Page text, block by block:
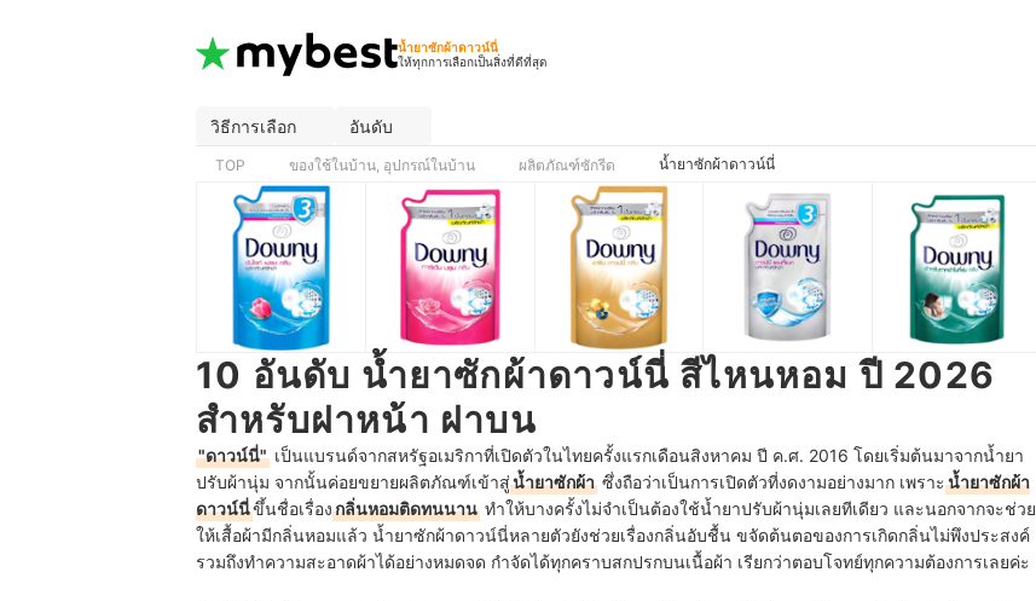
น้ำยาซักผ้าดาวน์นี่
ให้ทุกการเลือกเป็นสิ่งที่ดีที่สุด
วิธีการเลือก อันดับ
TOP ของใช้ในบ้าน, อุปกรณ์ในบ้าน ผลิตภัณฑ์ซักรีด น้ำยาซักผ้าดาวน์นี่
10 อันดับ น้ำยาซักผ้าดาวน์นี่ สีไหนหอม ปี 2026
สำหรับฝาหน้า ฝาบน
"ดาวน์นี่" เป็นแบรนด์จากสหรัฐอเมริกาที่เปิดตัวในไทยครั้งแรกเดือนสิงหาคม ปี ค.ศ. 2016 โดยเริ่มต้นมาจากน้ำยา
ปรับผ้านุ่ม จากนั้นค่อยขยายผลิตภัณฑ์เข้าสู่น้ำยาซักผ้า ซึ่งถือว่าเป็นการเปิดตัวที่งดงามอย่างมาก เพราะน้ำยาซักผ้า
ดาวน์นี่ขึ้นชื่อเรื่องกลิ่นหอมติดทนนาน ทำให้บางครั้งไม่จำเป็นต้องใช้น้ำยาปรับผ้านุ่มเลยทีเดียว และนอกจากจะช่วย
ให้เสื้อผ้ามีกลิ่นหอมแล้ว น้ำยาซักผ้าดาวน์นี่หลายตัวยังช่วยเรื่องกลิ่นอับชื้น ขจัดต้นตอของการเกิดกลิ่นไม่พึงประสงค์
รวมถึงทำความสะอาดผ้าได้อย่างหมดจด กำจัดได้ทุกคราบสกปรกบนเนื้อผ้า เรียกว่าตอบโจทย์ทุกความต้องการเลยค่ะ